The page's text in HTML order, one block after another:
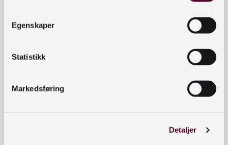
Egenskaper
Statistikk
Markedsføring
Detaljer
bibliotekutvikling@nb.no
Telefon:23 27 60 00